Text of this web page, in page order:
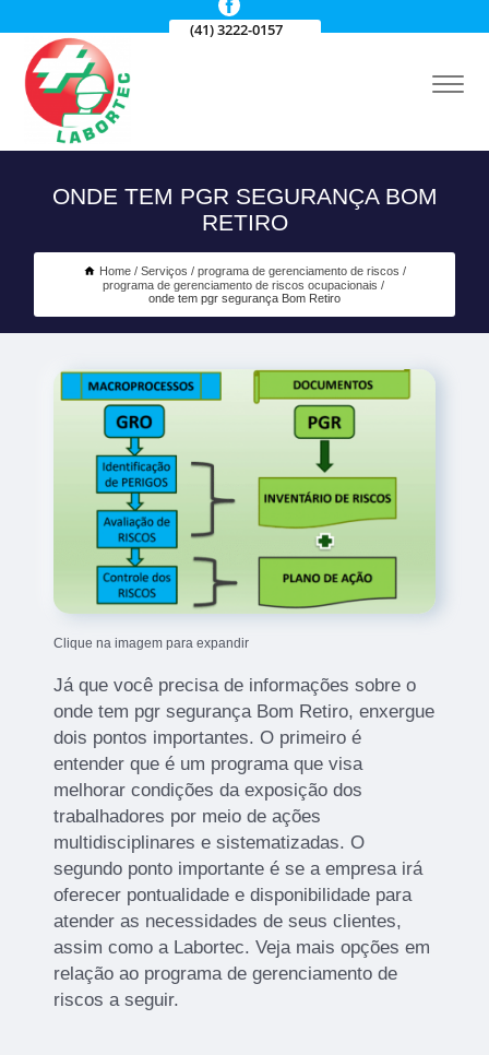
(41) 3222-0157
ONDE TEM PGR SEGURANÇA BOM
RETIRO
Home Serviços
programa de gerenciamento de riscos
programa de gerenciamento de riscos ocupacionais
onde tem pgr segurança Bom Retiro
Clique na imagem para expandir
Já que você precisa de informações sobre o
onde tem pgr segurança Bom Retiro, enxergue
dois pontos importantes. O primeiro é
entender que é um programa que visa
melhorar condições da exposição dos
trabalhadores por meio de ações
multidisciplinares e sistematizadas. O
segundo ponto importante é se a empresa irá
oferecer pontualidade e disponibilidade para
atender as necessidades de seus clientes,
assim como a Labortec. Veja mais opções em
relação ao programa de gerenciamento de
riscos a seguir.